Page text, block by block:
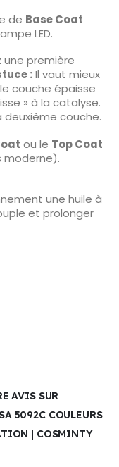
de Base Coat
LED.
première
:Il vaut mieux
couche épaisse
» à la catalyse.
deuxième couche.
ou le Top Coat
moderne).
une huile à
et prolonger
AVIS SUR
5092C COULEURS
| COSMINTY